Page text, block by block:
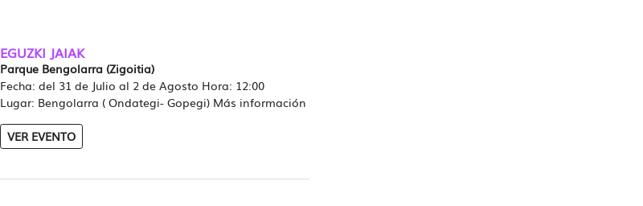
EGUZKI JAIAK
Parque Bengolarra (Zigoitia)
Fecha: del 31 de Julio al 2 de Agosto Hora: 12:00
Lugar: Bengolarra ( Ondategi- Gopegi) Más información
VER EVENTO